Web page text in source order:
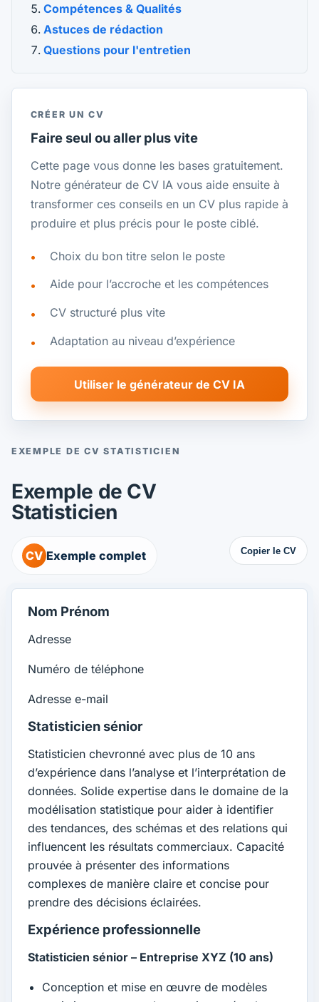
EXEMPLE DE CV STATISTICIEN
Exemple de CV
Statisticien
CV Exemple complet Copier le CV
Nom Prénom
Adresse
Numéro de téléphone
Adresse e-mail
Statisticien sénior
Statisticien chevronné avec plus de 10 ans
d’expérience dans l’analyse et l’interprétation de
données. Solide expertise dans le domaine de la
modélisation statistique pour aider à identifier
des tendances, des schémas et des relations qui
influencent les résultats commerciaux. Capacité
prouvée à présenter des informations
complexes de manière claire et concise pour
prendre des décisions éclairées.
Expérience professionnelle
Statisticien sénior – Entreprise XYZ (10 ans)
Conception et mise en œuvre de modèles
Compétences & Qualités
Astuces de rédaction
Questions pour l'entretien
CRÉER UN CV
Faire seul ou aller plus vite
Cette page vous donne les bases gratuitement.
Notre générateur de CV IA vous aide ensuite à
transformer ces conseils en un CV plus rapide à
produire et plus précis pour le poste ciblé.
Choix du bon titre selon le poste
Aide pour l’accroche et les compétences
CV structuré plus vite
Adaptation au niveau d’expérience
Utiliser le générateur de CV IA